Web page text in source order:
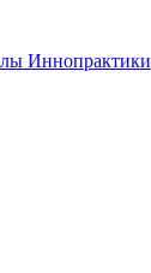
Иннопрактики